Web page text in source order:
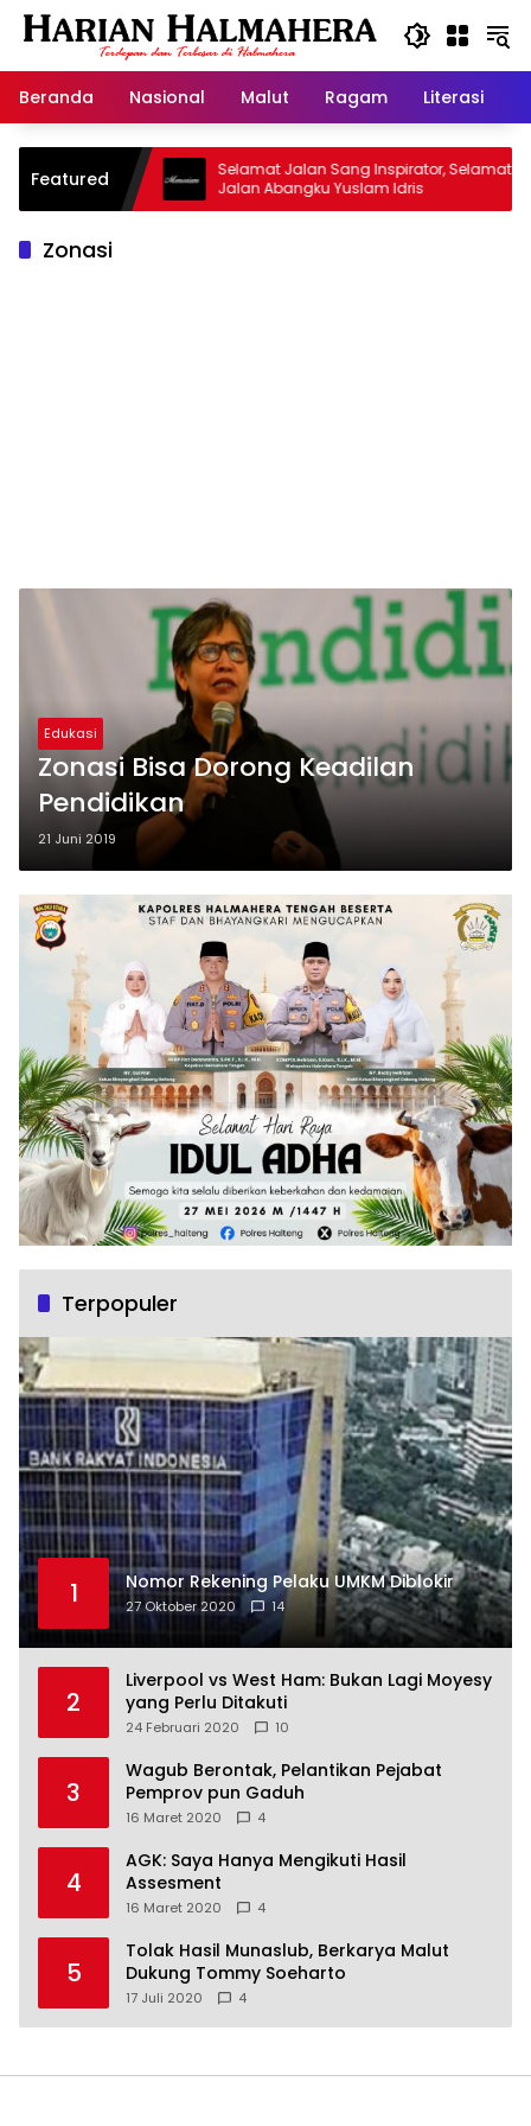
Langsung
Beranda
Nasional Malut Ragam Literasi
Featured
Warisan
Selamat Jalan Sang Inspirator, Selamat
Jalan Abangku Yuslam Idris
Zonasi
Edukasi
Zonasi Bisa Dorong Keadilan
Pendidikan
21 Juni 2019
Terpopuler
1 Nomor Rekening Pelaku UMKM Diblokir
27 Oktober 2020 14
2
Liverpool vs West Ham: Bukan Lagi Moyesy
yang Perlu Ditakuti
24 Februari 2020 10
3
Wagub Berontak, Pelantikan Pejabat
Pemprov pun Gaduh
16 Maret 2020 4
4
AGK: Saya Hanya Mengikuti Hasil
Assesment
16 Maret 2020 4
5
Tolak Hasil Munaslub, Berkarya Malut
Dukung Tommy Soeharto
17 Juli 2020 4